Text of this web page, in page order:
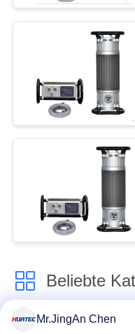
Beliebte
Mr.JingAn Chen